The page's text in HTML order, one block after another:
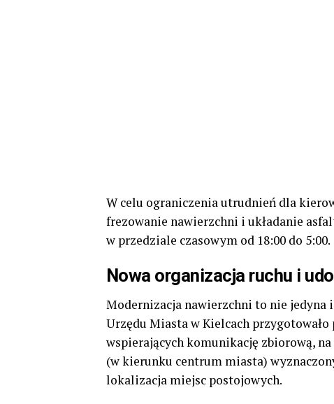
W celu ograniczenia utrudnień dla
frezowanie nawierzchni i układanie
w przedziale czasowym od 18:00 do 5:00.
Nowa organizacja ruchu i
Modernizacja nawierzchni to nie
Urzędu Miasta w Kielcach
wspierających komunikację zbiorową,
(w kierunku centrum miasta)
lokalizacja miejsc postojowych.